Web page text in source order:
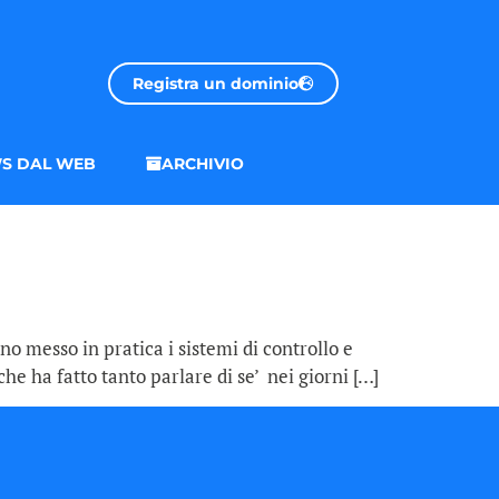
Registra un dominio
DAL WEB ARCHIVIO
messo in pratica i sistemi di controllo e
ha fatto tanto parlare di se’ nei giorni […]